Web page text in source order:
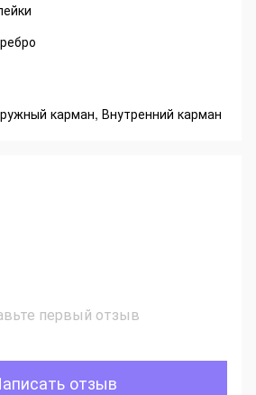
карман, Внутренний карман
первый отзыв
отзыв